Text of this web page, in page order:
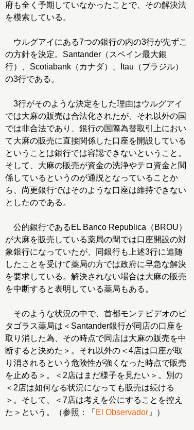
府も全く予期していなかったことで、その解決法
を模索している。
ウルグアイにある7つの銀行の内の3行が先ずこ
の方針を決定。Santander（スペイン最大銀
行）、Scotiabank（カナダ）、Itau（ブラジル）
の3行である。
3行がそのような決定をした理由はウルグアイ
では大麻の販売は合法化されたが、それ以外の国
では非合法であり、銀行の国際為替取引上におい
て大麻の販売に直接関係した口座を開設している
ということは銀行では容認できないということ。
そして、大麻の販売が資金の洗浄やテロ資金と関
係しているというのが通説となっていることか
ら、尚更銀行ではそのような口座は維持できない
としたのである。
公的銀行であるEL Banco Republica（BROU）
が大麻を販売している薬局の間では口座開設の対
象銀行になっていたが、同銀行も上述3行に追随
したことを受けて薬局の方では政府に早急な解決
を要求している。解決されない場合は大麻の販売
を中断すると表明している薬局もある。
そのような状況の中で、首都モンテビデオのピ
タゴラス薬局は＜Santander銀行が同店の口座を
取り消した為、その時点で同店は大麻の販売を中
断すると決めた＞。それ以外の＜4店は口座が取
り消されるという危険性が強くなった時点で販売
を止める＞。＜2店はまだ様子を見たい＞。別の
＜2店は如何なる状況になっても販売は続ける
＞。そして、＜7店は考えを公にすることを控え
た＞という。（参照：「 El Observador 」）